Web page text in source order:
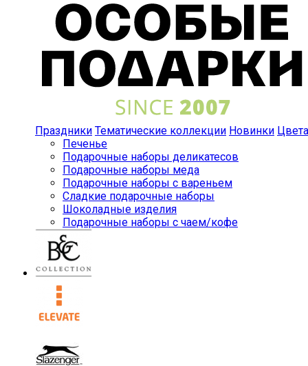
Праздники Тематические коллекции Новинки Цвета
Печенье
Подарочные наборы деликатесов
Подарочные наборы меда
Подарочные наборы с вареньем
Сладкие подарочные наборы
Шоколадные изделия
Подарочные наборы с чаем/кофе